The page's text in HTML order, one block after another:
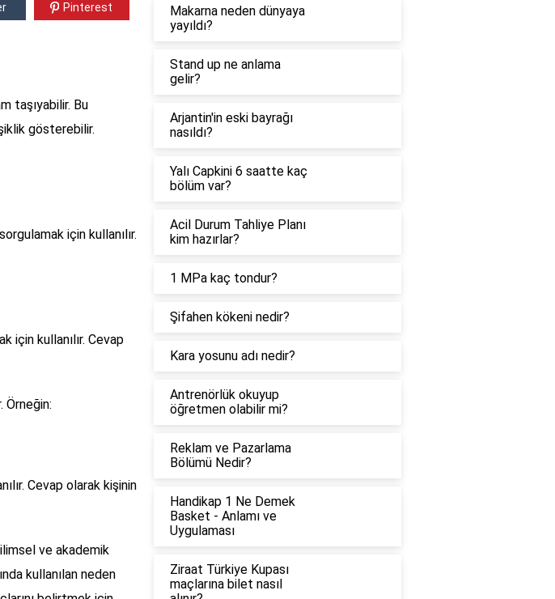
Pinterest
taşıyabilir. Bu
gösterebilir.
için kullanılır.
için kullanılır. Cevap
Örneğin:
Cevap olarak kişinin
ve akademik
kullanılan neden
Makarna neden dünyaya
yayıldı?
Stand up ne anlama
gelir?
Arjantin'in eski bayrağı
nasıldı?
Yalı Capkini 6 saatte kaç
bölüm var?
Acil Durum Tahliye Planı
kim hazırlar?
1 MPa kaç tondur?
Şifahen kökeni nedir?
Kara yosunu adı nedir?
Antrenörlük okuyup
öğretmen olabilir mi?
Reklam ve Pazarlama
Bölümü Nedir?
Handikap 1 Ne Demek
Basket - Anlamı ve
Uygulaması
Ziraat Türkiye Kupası
maçlarına bilet nasıl